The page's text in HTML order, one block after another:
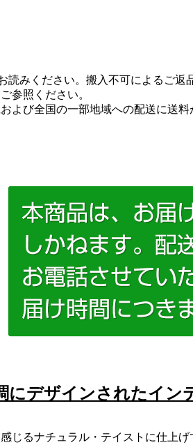
読みください。搬入不可によるご返
参照ください。
よび全国の一部地域への配送に送
デザインされたイン
じるナチュラル・テイストに仕上